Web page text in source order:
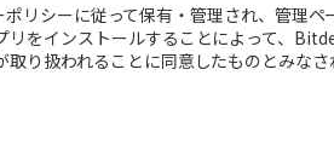
リシーに従って保有・管理され、管理
をインストールすることによって、
り扱われることに同意したものとみなさ